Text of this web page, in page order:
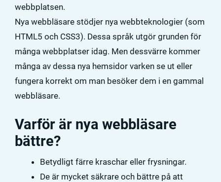
webbplatsen.
Nya webbläsare stödjer nya webbteknologier (som
HTML5 och CSS3). Dessa språk utgör grunden för
många webbplatser idag. Men dessvärre kommer
många av dessa nya hemsidor varken se ut eller
fungera korrekt om man besöker dem i en gammal
webbläsare.
Varför är nya webbläsare
bättre?
Betydligt färre kraschar eller frysningar.
De är mycket säkrare och bättre på att